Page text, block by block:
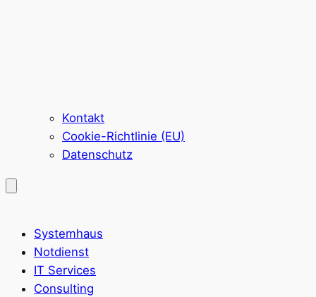
Kontakt
Cookie-Richtlinie (EU)
Datenschutz
Systemhaus
Notdienst
IT Services
Consulting